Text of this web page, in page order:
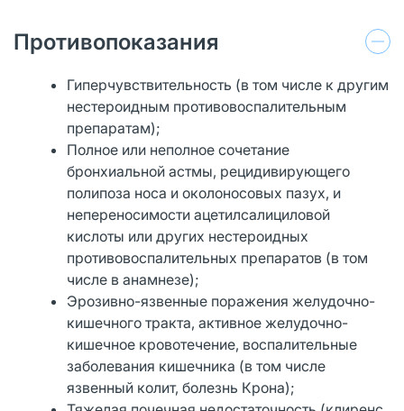
Противопоказания
Гиперчувствительность (в том числе к другим
нестероидным противовоспалительным
препаратам);
Полное или неполное сочетание
бронхиальной астмы, рецидивирующего
полипоза носа и околоносовых пазух, и
непереносимости ацетилсалициловой
кислоты или других нестероидных
противовоспалительных препаратов (в том
числе в анамнезе);
Эрозивно-язвенные поражения желудочно-
кишечного тракта, активное желудочно-
кишечное кровотечение, воспалительные
заболевания кишечника (в том числе
язвенный колит, болезнь Крона);